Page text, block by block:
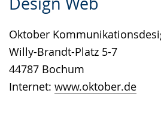
Oktober
Willy-Brandt-Platz 5-7
44787 Bochum
Internet: www.oktober.de
Leichten
wechseln.
Audio-
Video
Deutscher
Gebärdensprache
wird
angezeigt.